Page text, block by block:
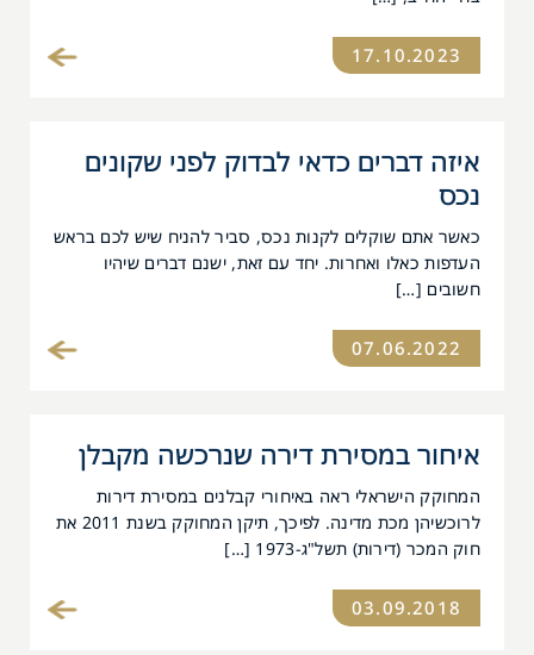
17.10.2023
איזה דברים כדאי לבדוק לפני שקונים
נכס
כאשר אתם שוקלים לקנות נכס, סביר להניח שיש לכם בראש
העדפות כאלו ואחרות. יחד עם זאת, ישנם דברים שיהיו
חשובים […]
07.06.2022
איחור במסירת דירה שנרכשה מקבלן
המחוקק הישראלי ראה באיחורי קבלנים במסירת דירות
לרוכשיהן מכת מדינה. לפיכך, תיקן המחוקק בשנת 2011 את
חוק המכר (דירות) תשל"ג-1973 […]
03.09.2018